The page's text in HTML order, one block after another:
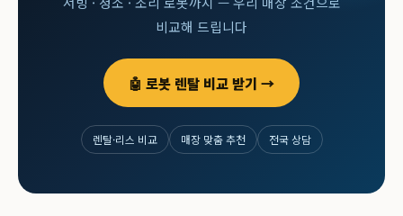
비교해 드립니다
🤖 로봇 렌탈 비교 받기 →
렌탈·리스 비교 매장 맞춤 추천 전국 상담